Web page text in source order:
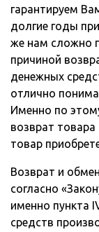
гарантируем
долгие годы
же нам сложно
причиной
денежных
отлично
Именно по
возврат
товар
Возврат и
согласно
именно пункта
средств